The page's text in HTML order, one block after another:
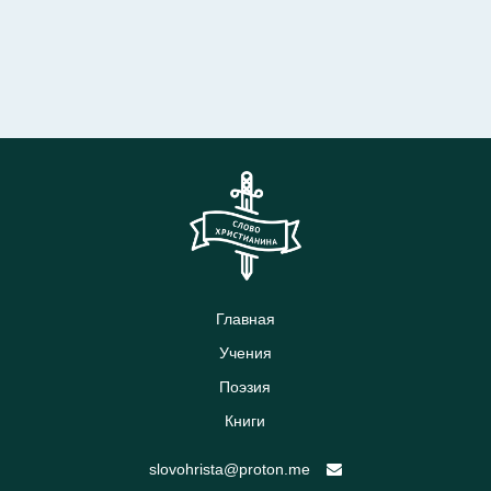
Главная
Учения
Поэзия
Книги
slovohrista@proton.me